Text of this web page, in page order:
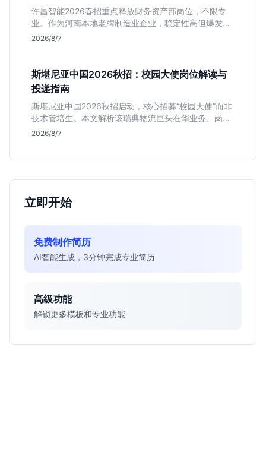
许昌智能2026春招重点释放财务资产部岗位，不限专
业。作为河南本地老牌制造业企业，稳定性高但爆发涨
薪机会少。适合想在本地积累工业场景经验的应届生。
2026/8/7
斯堪尼亚中国2026秋招：校园大使岗位解读与
投递指南
斯堪尼亚中国2026秋招启动，核心招募“校园大使”而非
技术管培生。本文解析该瑞典物流巨头在华业务、岗位
真实职责及不限专业背后的竞争逻辑，助你判断是否值
2026/8/7
立即开始
免费制作简历
AI智能生成，3分钟完成专业简历
高级功能
解锁更多模板和专业功能